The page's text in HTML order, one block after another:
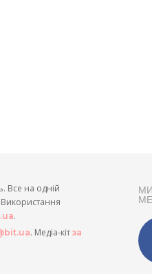
Все на одній
Використання
.
. Медіа-кіт за